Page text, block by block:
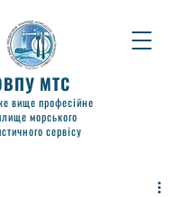
МТС
вище професійне
морського
сервісу